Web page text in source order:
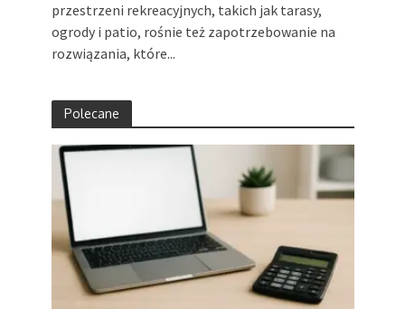
przestrzeni rekreacyjnych, takich jak tarasy,
ogrody i patio, rośnie też zapotrzebowanie na
rozwiązania, które...
Polecane